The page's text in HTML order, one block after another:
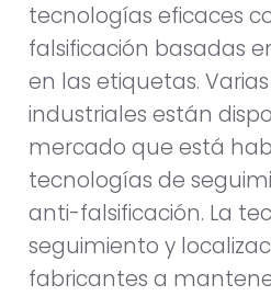
tecnologías eficaces
falsificación basadas
en las etiquetas.
industriales están
mercado que está
tecnologías de
anti-falsificación. La
seguimiento y
fabricantes a